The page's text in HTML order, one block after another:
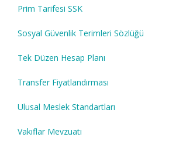
Prim Tarifesi SSK
Sosyal Güvenlik Terimleri Sözlüğü
Tek Düzen Hesap Planı
Transfer Fiyatlandırması
Ulusal Meslek Standartları
Vakıflar Mevzuatı